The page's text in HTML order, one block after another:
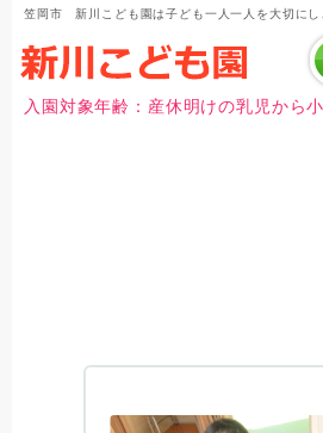
笠岡市 新川こども園は子ども一人一人を大切に
入園対象年齢：産休明けの乳児から